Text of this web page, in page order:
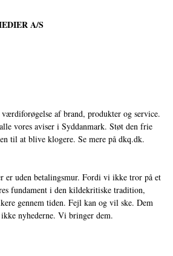
A/S
af brand, produkter og service.
vores aviser i Syddanmark. Støt den frie
til at blive klogere. Se mere på dkq.dk.
er uden betalingsmur. Fordi vi ikke tror på et
fundament i den kildekritiske tradition,
gennem tiden. Fejl kan og vil ske. Dem
nyhederne. Vi bringer dem.